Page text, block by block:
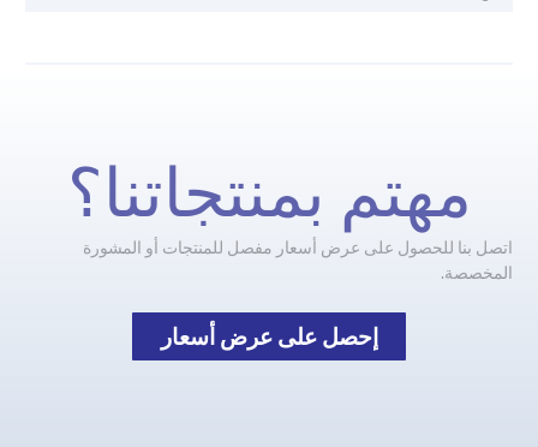
مهتم بمنتجاتنا؟
اتصل بنا للحصول على عرض أسعار مفصل للمنتجات أو المشورة
المخصصة.
إحصل على عرض أسعار